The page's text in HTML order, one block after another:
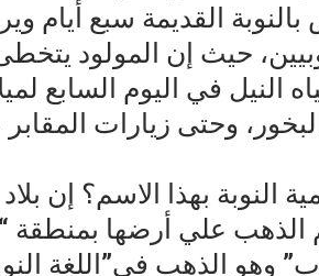
النيل في اليوم السابع
البخور، وحتى زيارات
بهذا الاسم؟ إن
الذهب علي أرضها بمنطقة
وهو الذهب في”اللغة